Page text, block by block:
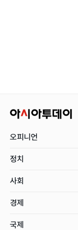
오피니언
정치
사회
경제
국제